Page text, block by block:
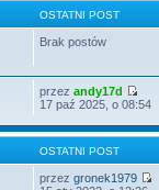
OSTATNI POST
Brak postów
przez andy17d
17 paź 2025, o 08:54
OSTATNI POST
przez gronek1979